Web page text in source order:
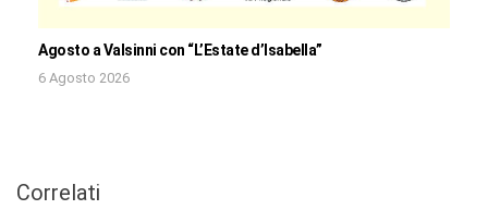
Agosto a Valsinni con “L’Estate d’Isabella”
6 Agosto 2026
Correlati